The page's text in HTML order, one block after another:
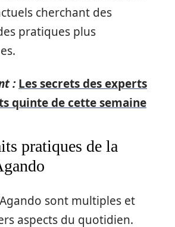
cherchant des
pratiques plus
: Les secrets des experts
quinte de cette semaine
pratiques de la
sont multiples et
aspects du quotidien.